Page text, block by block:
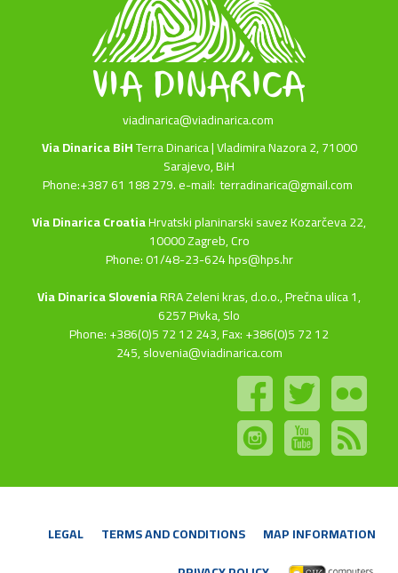
viadinarica@viadinarica.com
Via Dinarica BiHTerra Dinarica | Vladimira Nazora 2, 71000
Sarajevo, BiH
Phone:+387 61 188 279. e-mail:terradinarica@gmail.com
Via Dinarica CroatiaHrvatski planinarski savez Kozarčeva 22,
10000 Zagreb, Cro
Phone: 01/48-23-624 hps@hps.hr
Via Dinarica SloveniaRRA Zeleni kras, d.o.o.,Prečna ulica 1,
6257 Pivka, Slo
Phone: +386(0)5 72 12 243, Fax: +386(0)5 72 12
245,slovenia@viadinarica.com
LEGAL TERMS AND CONDITIONS
MAP INFORMATION